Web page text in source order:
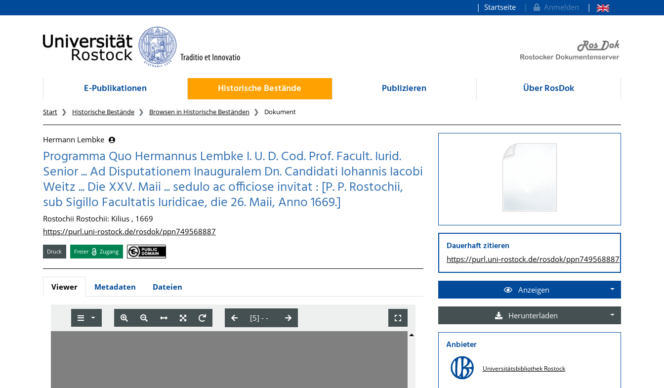
zum Inhalt
Startseite Anmelden
E-Publikationen Historische Bestände Publizieren Über RosDok
Start Historische Bestände Browsen in Historische Beständen Dokument
Hermann Lembke
Programma Quo Hermannus Lembke I. U. D. Cod. Prof. Facult. Iurid.
Senior ... Ad Disputationem Inauguralem Dn. Candidati Iohannis Iacobi
Weitz ... Die XXV. Maii ... sedulo ac officiose invitat : [P. P. Rostochii,
sub Sigillo Facultatis Iuridicae, die 26. Maii, Anno 1669.]
Rostochii Rostochii: Kilius , 1669
https://purl.uni-rostock.de/rosdok/ppn749568887
Druck Freier Zugang
Viewer Metadaten Dateien
Dauerhaft zitieren
https://purl.uni-rostock.de/rosdok/ppn749568887
Anzeigen
Herunterladen
Anbieter
Universitätsbibliothek Rostock